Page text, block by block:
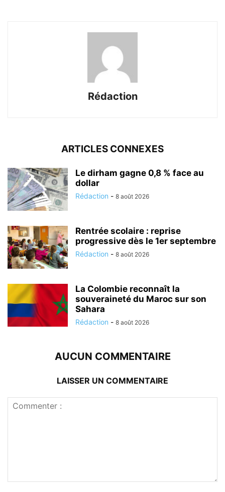
Rédaction
ARTICLES CONNEXES
Le dirham gagne 0,8 % face au
dollar
Rédaction - 8 août 2026
Rentrée scolaire : reprise
progressive dès le 1er septembre
Rédaction - 8 août 2026
La Colombie reconnaît la
souveraineté du Maroc sur son
Sahara
Rédaction - 8 août 2026
AUCUN COMMENTAIRE
LAISSER UN COMMENTAIRE